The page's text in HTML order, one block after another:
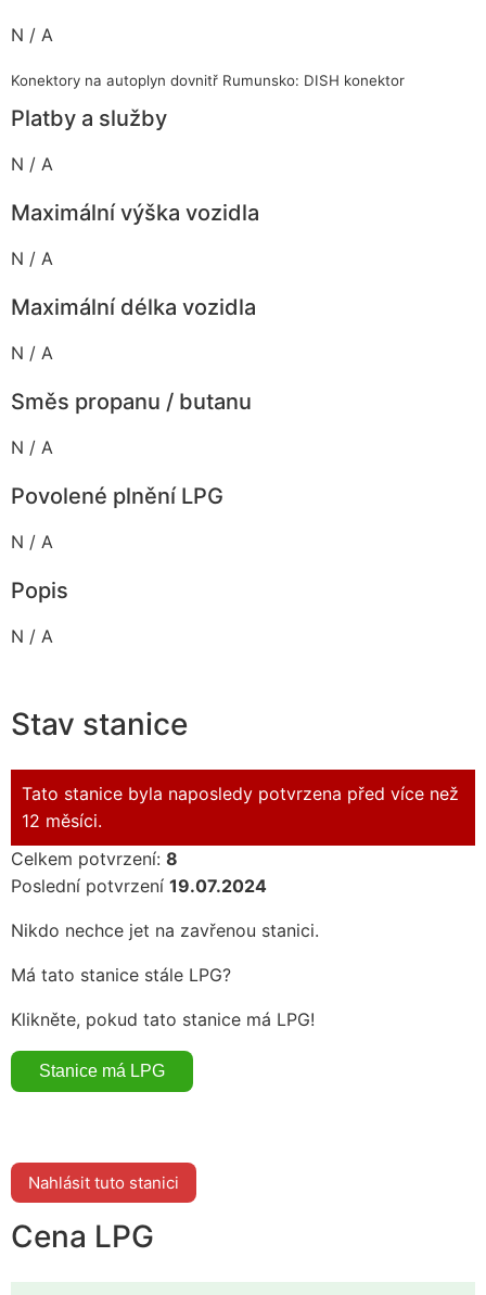
N / A
Konektory na autoplyn dovnitř Rumunsko: DISH konektor
Platby a služby
N / A
Maximální výška vozidla
N / A
Maximální délka vozidla
N / A
Směs propanu / butanu
N / A
Povolené plnění LPG
N / A
Popis
N / A
Stav stanice
Tato stanice byla naposledy potvrzena před více než
12 měsíci.
Celkem potvrzení: 8
Poslední potvrzení 19.07.2024
Nikdo nechce jet na zavřenou stanici.
Má tato stanice stále LPG?
Klikněte, pokud tato stanice má LPG!
Nahlásit tuto stanici
Cena LPG